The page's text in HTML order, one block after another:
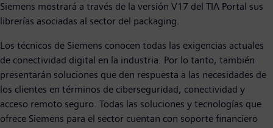
Siemens mostrará a través de la versión V17 del TIA Portal sus
librerías asociadas al sector del packaging.
Los técnicos de Siemens conocen todas las exigencias actuales
de conectividad digital en la industria. Por lo tanto, también
presentarán soluciones que den respuesta a las necesidades de
los clientes en términos de ciberseguridad, conectividad y
acceso remoto seguro. Todas las soluciones y tecnologías que
ofrece Siemens para el sector cuentan con soporte financiero